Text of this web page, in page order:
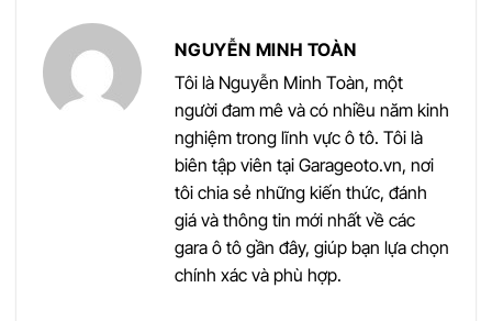
NGUYỄN MINH TOÀN
Tôi là Nguyễn Minh Toàn, một
người đam mê và có nhiều năm kinh
nghiệm trong lĩnh vực ô tô. Tôi là
biên tập viên tại Garageoto.vn, nơi
tôi chia sẻ những kiến thức, đánh
giá và thông tin mới nhất về các
gara ô tô gần đây, giúp bạn lựa chọn
chính xác và phù hợp.